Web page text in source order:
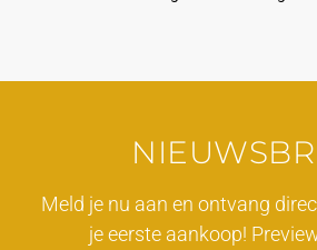
Meld je nu aan en ontvang
je eerste aankoop!